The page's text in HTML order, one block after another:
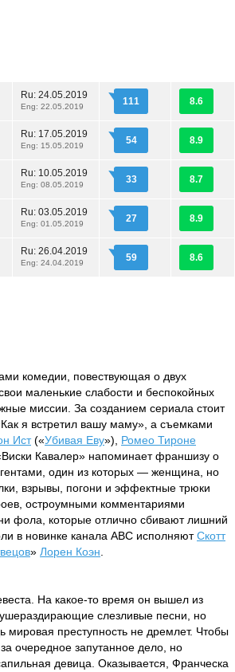
Ru: 24.05.2019
Eng: 22.05.2019 111 8.6
Ru: 17.05.2019
Eng: 15.05.2019 54 8.9
Ru: 10.05.2019
Eng: 08.05.2019 33 8.7
Ru: 03.05.2019
Eng: 01.05.2019 27 8.9
Ru: 26.04.2019
Eng: 24.04.2019 59 8.6
комедии, повествующая о двух
маленькие слабости и беспокойных
миссии. За созданием сериала стоит
я встретил вашу маму», а съемками
Ист(«Убивая Еву»), Ромео Тироне
Кавалер» напоминает франшизу о
один из которых — женщина, но
взрывы, погони и эффектные трюки
остроумными комментариями
фола, которые отлично сбивают лишний
в новинке канала ABC исполняютСкотт
» Лорен Коэн
На какое-то время он вышел из
слезливые песни, но
мировая преступность не дремлет. Чтобы
очередное запутанное дело, но
девица. Оказывается, Франческа